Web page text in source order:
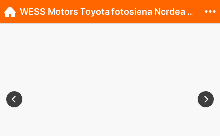
WESS Motors Toyota fotosiena Nordea Rīgas maratonā